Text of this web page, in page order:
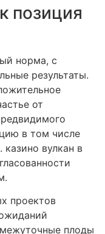
позиция
норма, с
результаты.
от
в том числе
вулкан в
проектов
плоды